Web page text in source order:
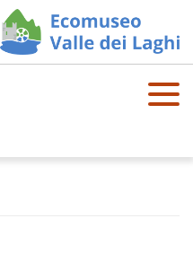
OPE